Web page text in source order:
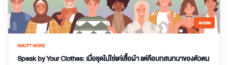
Article
KMUTT MORE
Speak by Your Clothes: เมื่อชุดไม่ใช่แค่เสื้อผ้า แต่คือบทสนทนาของตัวตน